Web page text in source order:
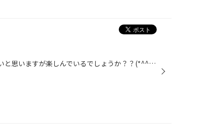
みなさんこんにちは!! ３連休の方も多いと思いますが楽しんでいるでしょうか？？(*^^*) 気温もだいぶ上がり、日中はぽかぽかしてきましたね＼(＾▽＾)／ 春になるのはうれしいのですが・・・・・ 鼻がムズムズ花粉症の時期なので薬が手放せません。。。(T△T) 昔は限られた種類の花粉にしか反応してい...